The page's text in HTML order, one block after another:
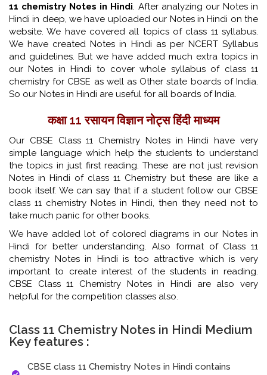
11 chemistry Notes in Hindi. After analyzing our Notes in
Hindi in deep, we have uploaded our Notes in Hindi on the
website. We have covered all topics of class 11 syllabus.
We have created Notes in Hindi as per NCERT Syllabus
and guidelines. But we have added much extra topics in
our Notes in Hindi to cover whole syllabus of class 11
chemistry for CBSE as well as Other state boards of India.
So our Notes in Hindi are useful for all boards of India.
कक्षा 11 रसायन विज्ञान नोट्स हिंदी माध्यम
Our CBSE Class 11 Chemistry Notes in Hindi have very
simple language which help the students to understand
the topics in just first reading. These are not just revision
Notes in Hindi of class 11 Chemistry but these are like a
book itself. We can say that if a student follow our CBSE
class 11 chemistry Notes in Hindi, then they need not to
take much panic for other books.
We have added lot of colored diagrams in our Notes in
Hindi for better understanding. Also format of Class 11
chemistry Notes in Hindi is too attractive which is very
important to create interest of the students in reading.
CBSE Class 11 Chemistry Notes in Hindi are also very
helpful for the competition classes also.
Class 11 Chemistry Notes in Hindi Medium
Key features :
CBSE class 11 Chemistry Notes in Hindi contains